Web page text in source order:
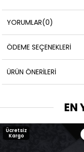
YORUMLAR(0)
ÖDEME SEÇENEKLERI
ÜRÜN ÖNERILERI
EN
Ücretsiz
Kargo